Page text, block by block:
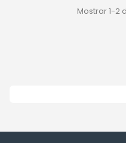
Mostrar 1-2